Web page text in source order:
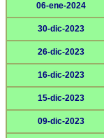
06-ene-2024
30-dic-2023
26-dic-2023
16-dic-2023
15-dic-2023
09-dic-2023